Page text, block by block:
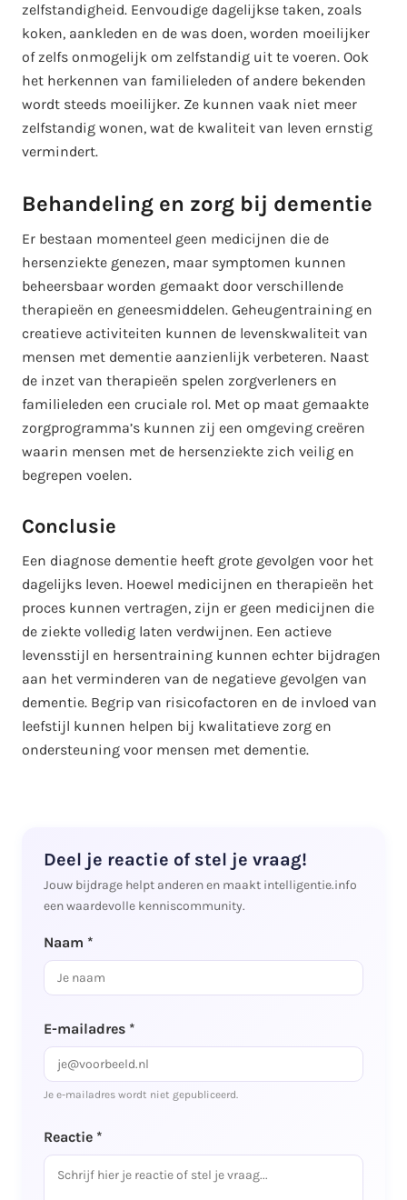
zelfstandigheid. Eenvoudige dagelijkse taken, zoals
koken, aankleden en de was doen, worden moeilijker
of zelfs onmogelijk om zelfstandig uit te voeren. Ook
het herkennen van familieleden of andere bekenden
wordt steeds moeilijker. Ze kunnen vaak niet meer
zelfstandig wonen, wat de kwaliteit van leven ernstig
vermindert.
Behandeling en zorg bij dementie
Er bestaan momenteel geen medicijnen die de
hersenziekte genezen, maar symptomen kunnen
beheersbaar worden gemaakt door verschillende
therapieën en geneesmiddelen. Geheugentraining en
creatieve activiteiten kunnen de levenskwaliteit van
mensen met dementie aanzienlijk verbeteren. Naast
de inzet van therapieën spelen zorgverleners en
familieleden een cruciale rol. Met op maat gemaakte
zorgprogramma’s kunnen zij een omgeving creëren
waarin mensen met de hersenziekte zich veilig en
begrepen voelen.
Conclusie
Een diagnose dementie heeft grote gevolgen voor het
dagelijks leven. Hoewel medicijnen en therapieën het
proces kunnen vertragen, zijn er geen medicijnen die
de ziekte volledig laten verdwijnen. Een actieve
levensstijl en hersentraining kunnen echter bijdragen
aan het verminderen van de negatieve gevolgen van
dementie. Begrip van risicofactoren en de invloed van
leefstijl kunnen helpen bij kwalitatieve zorg en
ondersteuning voor mensen met dementie.
Deel je reactie of stel je vraag!
Jouw bijdrage helpt anderen en maakt intelligentie.info
een waardevolle kenniscommunity.
Reactie *
Naam *
E-mailadres *
Je e-mailadres wordt niet gepubliceerd.